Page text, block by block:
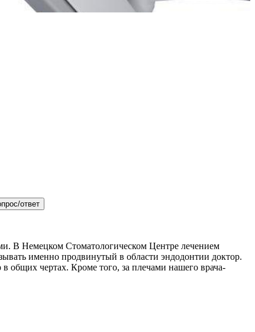
ответ
В Немецком Стоматологическом Центре лечением
именно продвинутый в области эндодонтии доктор.
общих чертах. Кроме того, за плечами нашего врача-